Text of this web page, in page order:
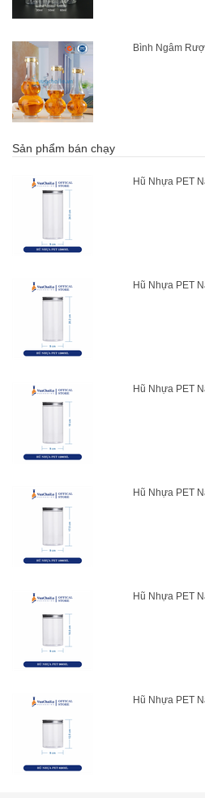
Bình Ngâm
Sản phẩm bán chạy
Hũ Nhựa PET
Hũ Nhựa PET
Hũ Nhựa PET
Hũ Nhựa PET
Hũ Nhựa PET
Hũ Nhựa PET